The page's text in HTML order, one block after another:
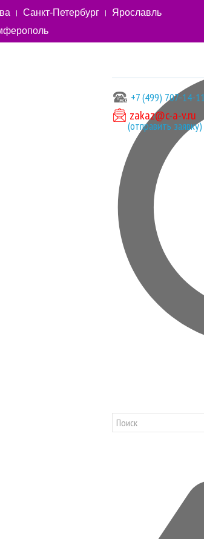
Санкт-Петербург
Ярославль
+7 (499) 707-14-11
zakaz@c-a-v.ru
(отправить заявку)